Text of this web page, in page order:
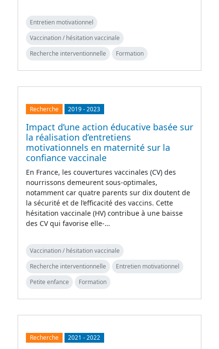
Entretien motivationnel
Vaccination / hésitation vaccinale
Recherche interventionnelle
Formation
Recherche 2019-2023
Impact d’une action éducative basée sur
la réalisation d’entretiens
motivationnels en maternité sur la
confiance vaccinale
En France, les couvertures vaccinales (CV) des
nourrissons demeurent sous-optimales,
notamment car quatre parents sur dix doutent de
la sécurité et de l’efficacité des vaccins. Cette
hésitation vaccinale (HV) contribue à une baisse
des CV qui favorise elle-…
Vaccination / hésitation vaccinale
Recherche interventionnelle
Entretien motivationnel
Petite enfance
Formation
Recherche 2021 -2022